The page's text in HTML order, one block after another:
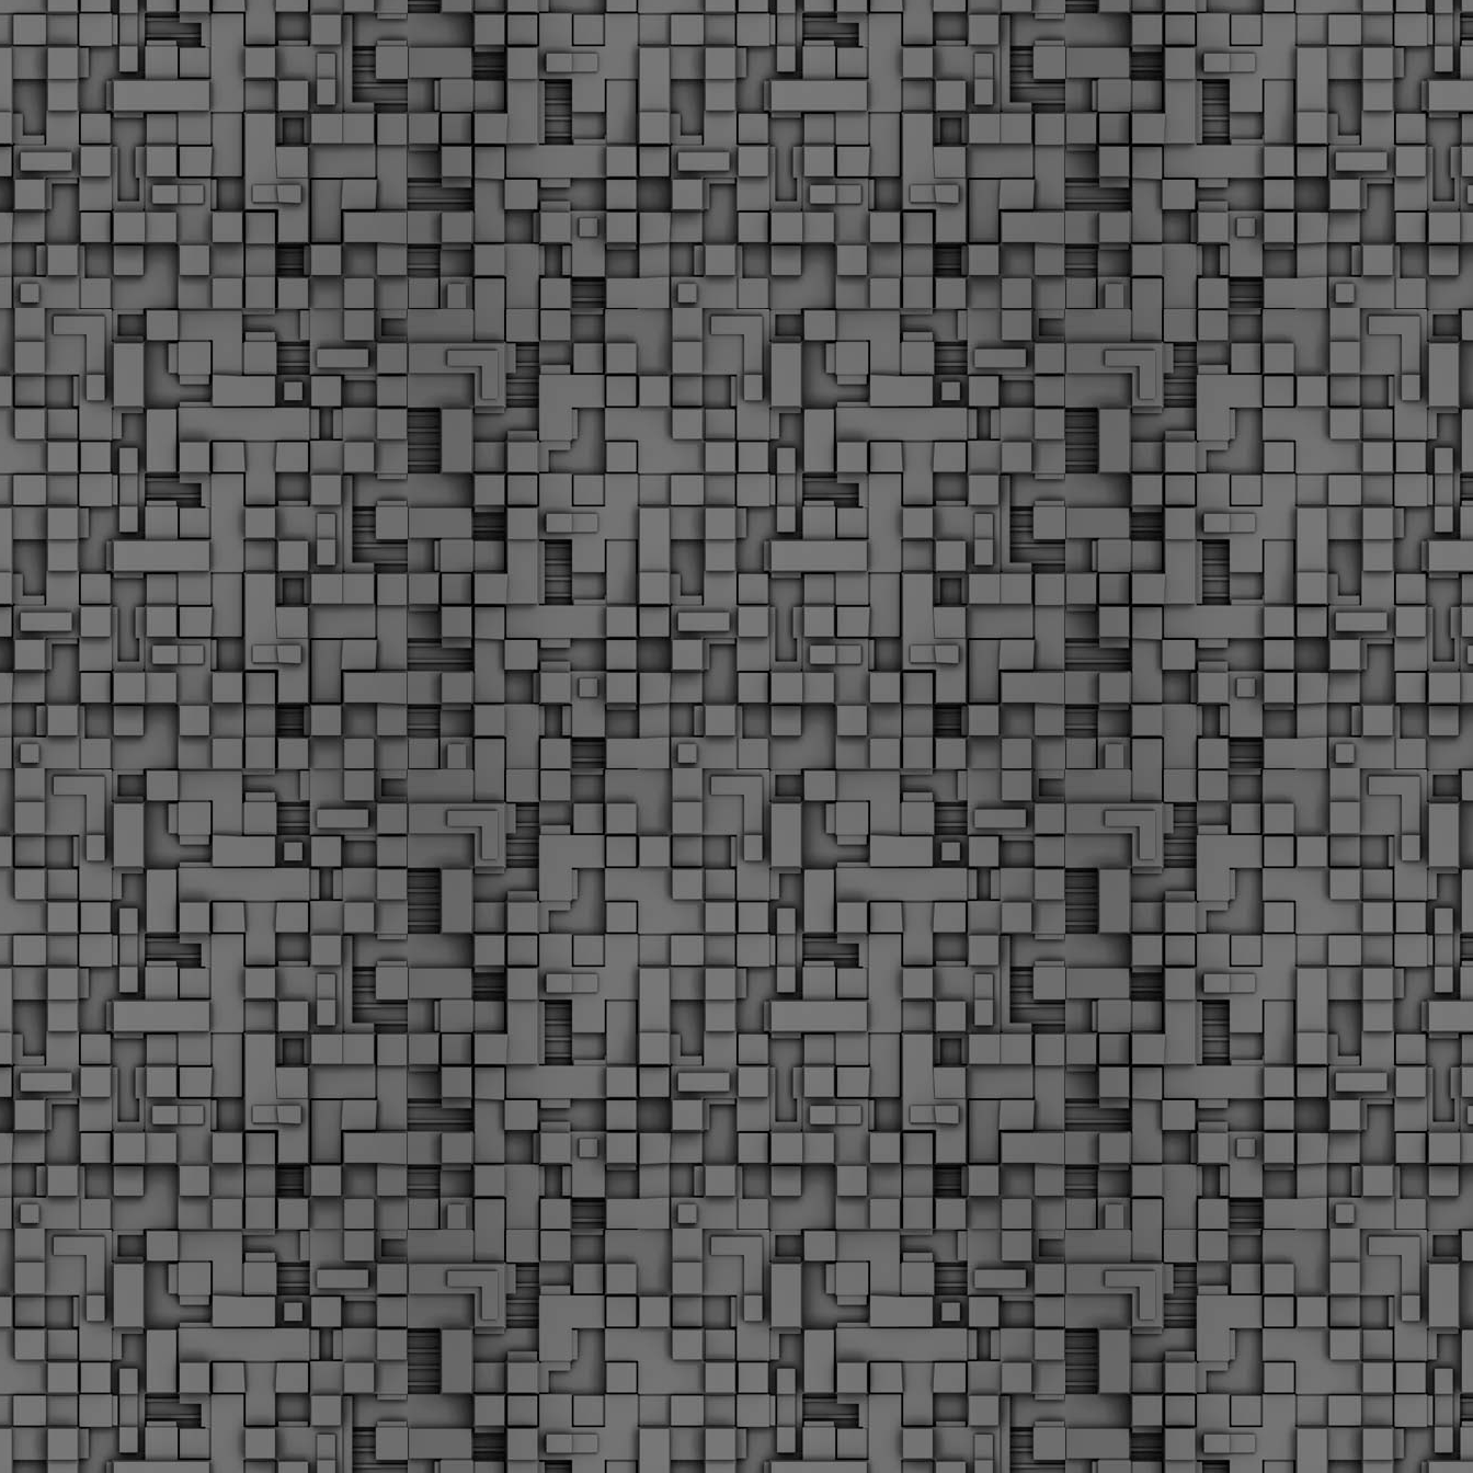
σε δήμους της χώρας. Το Dimastin, αναζητεί σχετικό
φωτογραφικό υλικό στο διαδίκτυο και σας το παρουσιάζει σε
αυτή την ανάρτηση. Επίσης, σας καλούμε, αν διαπιστώσετε ότι
μας έχουν "ξεφύγει" ορκωμοσίες, μπορείτε να στέλνετε το
φωτογραφικό τους υλικό στο dimasthes@gmail.gr ώστε να το
δημοσιεύουμε εδώ, άμεσα.
MAR
Θεσσαλονίκη: Ορκίστηκαν οι 75 νέοι δημοτικοί
αστυνομικοί – Τι τους ζήτησε ο Αγγελούδης
Ενισχύεται το έργο της δημοτικής αστυνομίας στο δήμο
Θεσσαλονίκης καθώς το πρωί της Τετάρτης 18 Μαρτίου
ορκίστηκαν οι 75 νέοι δημοτικοί αστυνομικοί.
«Με αυτούς, σε λίγους μήνες αποκτά ένα ισχυρό σώμα η
δημοτική αστυνομία. Θα είναι πιο κοντά στον πολίτη. Είχα την
ευκαιρία να είμαι σήμερα στην ορκωμοσία τους.
MAR
Ξεκίνησαν εδώ και μια εβδομάδα οι αφίξεις των
νεοπροσληφθέντων Δημοτικών Αστυνομικών στους
δήμους και οι ορκωμοσίες τους - Πλήρες
Μεγάλες μέρες ζει ο "οργανισμός" της Δημοτικής Αστυνομίας!
Να θυμίσουμε ότι κανονικές προσλήψεις στην Δημοτική
Αστυνομία έχουν να γίνουν από το 2010. Δεκαέξι ολόκληρα
χρόνια! Και βέβαια, ακόμη και με αυτές τις προσλήψεις, δεν
φτάνουμε ούτε τα 2/3 των Δημοτικών Αστυνομικών που
υπηρετούσαν το 2013 προ της κατάργησης της υπηρεσίας με
απόφαση του σημερινού πρωθυπουργού Κυριάκου Μητσοτάκη. Ας
είναι...
2
Δημοτική Αστυνομία Θεσσαλονίκης: Διμηνιαίος
απολογισμός ελέγχων τήρησης νομοθεσίας
Τον απολογισμό των δράσεων ελέγχου για τα ζώα συντροφιάς
κατά το δίμηνο Ιανουαρίου – Φεβρουαρίου 2026 παρουσιάζει η
Δημοτική Αστυνομία Θεσσαλονίκης, με στόχο την προστασία των
ζώων και την ομαλή συμβίωση στην πόλη.
FEB
18
ΣτΕ: Οριστική απόρριψη της επαναφοράς του 13ου
και 14ου μισθού για τους δημοσίους υπαλλήλους
Με την απόφαση αυτή, το ΣτΕ απορρίπτει οριστικά τις
αξιώσεις των δημοσίων υπαλλήλων για επαναφορά των
δώρων, επικυρώνοντας την τρέχουσα κατάσταση παρά τις
αντιδράσεις της ΑΔΕΔΥ
Το ΣτΕ απέρριψε οριστικά την προσφυγή της ΑΔΕΔΥ και ενός
εκπαιδευτικού για την επαναφορά των δώρων Χριστουγέννων,
Πάσχα και θερινής άδειας (13ος και 14ος μισθός) στους
εργαζόμενους του δημόσιου τομέα, κλείνοντας μια μακρά
διαμάχη δεκαετιών που αφορούσε τις μνημονιακές περικοπές.
Γνωστοποίηση έκδοσης οριστικών αποτελεσμάτων –
Παροχή οδηγιών.
► Δείτε/κατεβάστε την πολυαναμενόμενη εγκύκλιο του Υπ.
FEB
1
Με διαρροή 2 μέρες πριν την στάση εργασίας
ενημερώνει το ΣτΕ για την απόρριψη της επαναφοράς